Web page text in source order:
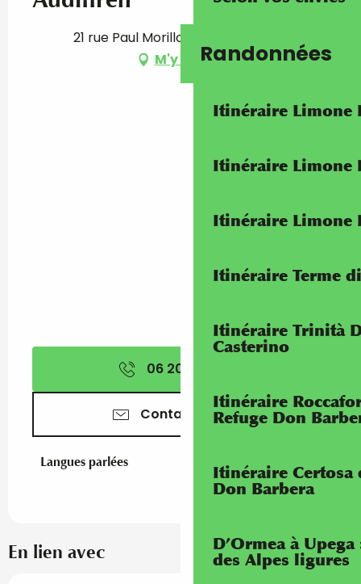
Randonnées
Itinéraire Limone
Itinéraire Limone
Itinéraire Limone
Itinéraire Terme
Itinéraire Trinità
Casterino
Itinéraire
Refuge Don
Itinéraire Certosa
Don Barbera
D’Ormea à
des Alpes ligures
21 rue Paul Morillot, 06500 Menton
M'y rendre
06 20 17 93
Contactez-nous
Langues parlées
Langues parlées
En lien avec